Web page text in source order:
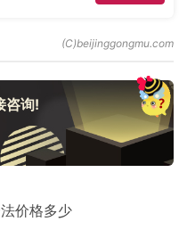
咨询!
价格多少